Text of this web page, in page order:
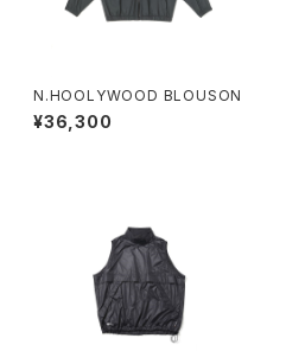
N.HOOLYWOOD BLOUSON
¥36,300